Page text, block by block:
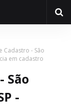
Cadastro - São
em cadastro
São
-